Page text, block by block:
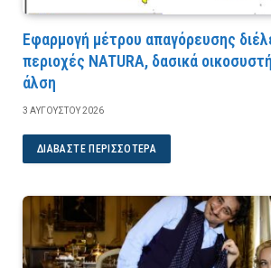
Εφαρμογή μέτρου απαγόρευσης
περιοχές NATURA, δασικά
άλση
3 ΑΥΓΟΎΣΤΟΥ 2026
ΔΙΑΒΆΣΤΕ ΠΕΡΙΣΣΌΤΕΡΑ